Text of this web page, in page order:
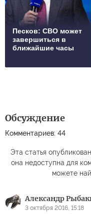
Песков: СВО может
завершиться в
ближайшие часы
Обсуждение
Комментариев: 44
Эта статья
она недоступна для
можете
Александр
3 октября 2016, 15:18